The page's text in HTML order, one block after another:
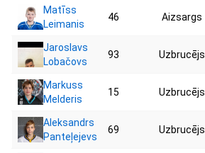
Matīss
Leimanis
46 Aizsargs
Jaroslavs
Lobačovs
93 Uzbrucējs
Markuss
Melderis
15 Uzbrucējs
Aleksandrs
Panteļejevs
69 Uzbrucējs